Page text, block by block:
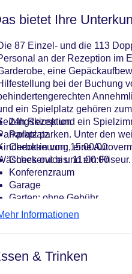
bietet Ihre
87 Einzel- und die 113
an der Rezeption im
eine
bei der Buchung
ein Spielplatz gehören
und ein
parken. Unter den
eine
und ein Friseur.
24h Rezeption
Parkplatz
Check-in von: 15:00:00
Check-out bis: 11:00:00
Konferenzraum
Garage
Garten: ohne Gebühr
Hoteleröffnung: 1990
WLAN/WiFi im Hotel
Lift
Informationen
& Trinken